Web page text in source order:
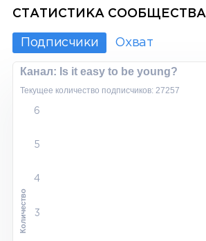
СТАТИСТИКА СООБЩЕСТВА
Подписчики Охват
Канал: Is it easy to be young?
Текущее количество подписчиков: 27257
6
5
4
3
Количество